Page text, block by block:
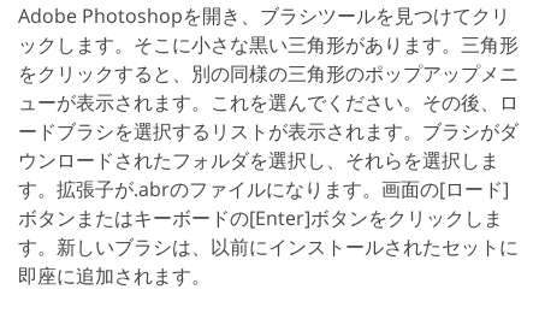
Adobe Photoshopを開き、ブラシツールを見つけてクリ
ックします。そこに小さな黒い三角形があります。三角形
をクリックすると、別の同様の三角形のポップアップメニ
ューが表示されます。これを選んでください。その後、ロ
ードブラシを選択するリストが表示されます。ブラシがダ
ウンロードされたフォルダを選択し、それらを選択しま
す。拡張子が.abrのファイルになります。画面の[ロード]
ボタンまたはキーボードの[Enter]ボタンをクリックしま
す。新しいブラシは、以前にインストールされたセットに
即座に追加されます。